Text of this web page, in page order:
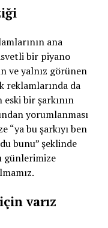
ana
bir piyano
ve yalnız görünen
reklamlarında da
bir şarkının
yorumlanması
“ya bu şarkıyı ben
bunu” şeklinde
günlerimize
varız